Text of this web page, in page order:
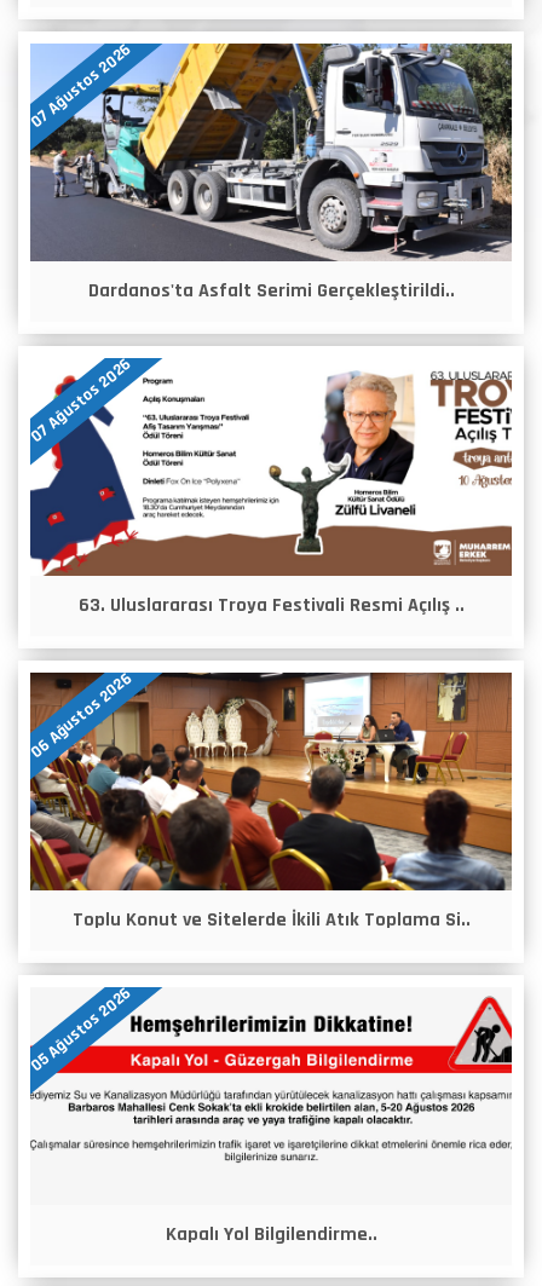
07 Ağustos 2026
Dardanos'ta Asfalt Serimi Gerçekleştirildi..
07 Ağustos 2026
63. Uluslararası Troya Festivali Resmi Açılış ..
06 Ağustos 2026
Toplu Konut ve Sitelerde İkili Atık Toplama Si..
05 Ağustos 2026
Kapalı Yol Bilgilendirme..